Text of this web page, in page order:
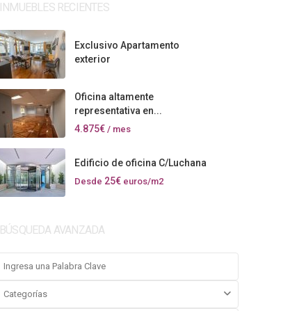
INMUEBLES RECIENTES
Exclusivo Apartamento
exterior
Oficina altamente
representativa en...
4.875€ / mes
Edificio de oficina C/Luchana
Desde 25€ euros/m2
BÚSQUEDA AVANZADA
Categorías